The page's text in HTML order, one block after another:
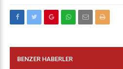
BENZER HABERLER